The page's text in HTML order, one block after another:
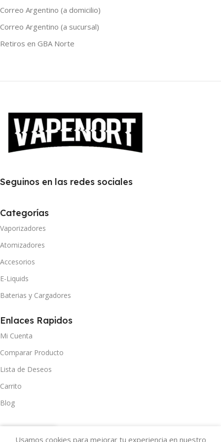
Correo Argentino (a domicilio)
Correo Argentino (a sucursal)
Retiros en GBA Norte
Seguinos en las redes sociales
Categorías
Vaporizadores
Atomizadores
Accesorios
E-Liquids
Baterias y Cargadores
Enlaces Rapidos
Mi Cuenta
Comparar Producto
Lista de Deseos
Carrito
Blog
Usamos cookies para mejorar tu experiencia en nuestro